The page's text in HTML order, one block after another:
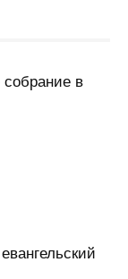
собрание в